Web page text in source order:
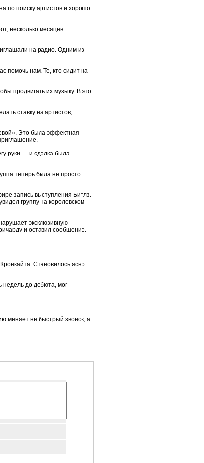
по поиску артистов и хорошо
несколько месяцев
на радио. Одним из
помочь нам. Те, кто сидит на
продвигать их музыку. В это
ставку на артистов,
Это была эффектная
руки — и сделка была
теперь была не просто
запись выступления Битлз.
группу на королевском
эксклюзивную
и оставил сообщение,
Становилось ясно:
недель до дебюта, мог
меняет не быстрый звонок, а